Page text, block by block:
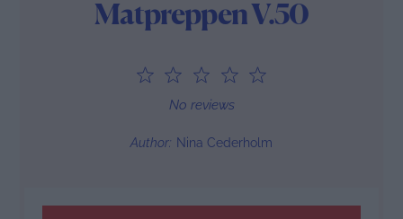
Matpreppen V.50
4
Stars
Stars
1
Star
No reviews
Author: Nina Cederholm